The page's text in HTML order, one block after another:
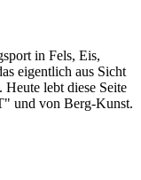
in Fels, Eis,
eigentlich aus Sicht
lebt diese Seite
und von Berg-Kunst.